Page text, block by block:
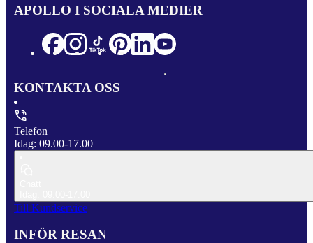
APOLLO I SOCIALA MEDIER
KONTAKTA OSS
Telefon
Idag: 09.00-17.00
Till Kundservice
INFÖR RESAN